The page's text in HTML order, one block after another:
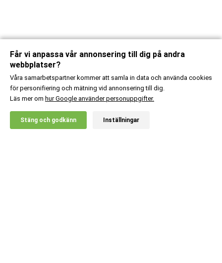
20% RABATT!
X
Får vi anpassa vår annonsering till dig på andra
webbplatser?
Våra samarbetspartner kommer att samla in data och använda cookies
för personifiering och mätning vid annonsering till dig.
Läs mer om hur Google använder personuppgifter.
Stäng och godkänn Inställningar